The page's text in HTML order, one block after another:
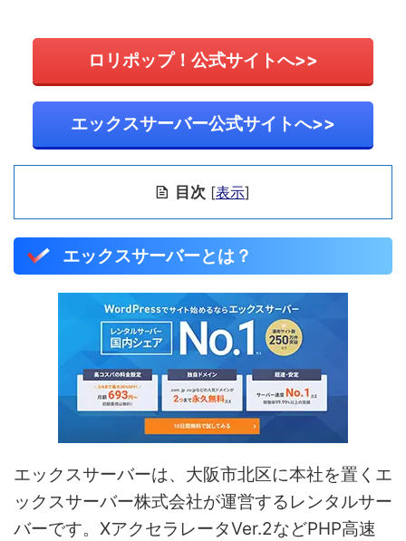
ロリポップ！公式サイトへ>>
エックスサーバー公式サイトへ>>
目次 [表示]
エックスサーバーとは？
エックスサーバーは、大阪市北区に本社を置くエ
ックスサーバー株式会社が運営するレンタルサー
バーです。XアクセラレータVer.2などPHP高速